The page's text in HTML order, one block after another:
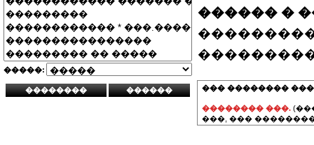
�����:
������ �
��� ��������
�������� ���.
���, ���